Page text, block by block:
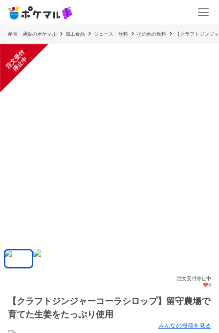
産直・通販のポケマル 加工食品 ジュース・飲料 その他の飲料 【クラフトジンジ
注
文
受
付
停
止
中
注文受付停止中
9
【クラフトジンジャーコーラシロップ】留守農場で
育てた生姜をたっぷり使用
みんなの投稿を見る